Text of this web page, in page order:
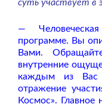
суть участвует в
—
программе. Вы
Вами.
внутренние
каждым из Вас
отражение
Космос».